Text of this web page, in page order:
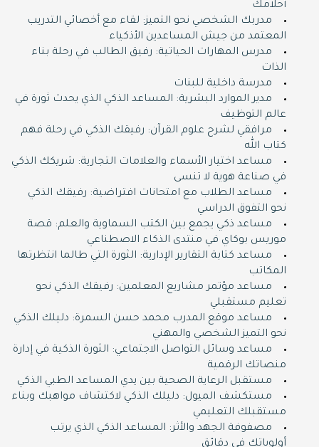
أحلامك
مدربك الشخصي نحو التميز: لقاء مع أخصائي التدريب
المعتمد من جيش المساعدين الأذكياء
مدرس المهارات الحياتية: رفيق الطالب في رحلة بناء
الذات
مدرسة داخلية للبنات
مدير الموارد البشرية: المساعد الذكي الذي يحدث ثورة في
عالم التوظيف
مرافقي لشرح علوم القرآن: رفيقك الذكي في رحلة فهم
كتاب الله
مساعد اختيار الأسماء والعلامات التجارية: شريكك الذكي
في صناعة هوية لا تنسى
مساعد الطلاب مع امتحانات افتراضية: رفيقك الذكي
نحو التفوق الدراسي
مساعد ذكي يجمع بين الكتب السماوية والعلم: قصة
موريس بوكاي في منتدى الذكاء الاصطناعي
مساعد كتابة التقارير الإدارية: الثورة التي طالما انتظرتها
المكاتب
مساعد مؤتمر مشاريع المعلمين: رفيقك الذكي نحو
تعليم مستقبلي
مساعد موقع المدرب محمد حسن السمرة: دليلك الذكي
نحو التميز الشخصي والمهني
مساعد وسائل التواصل الاجتماعي: الثورة الذكية في إدارة
منصاتك الرقمية
مستقبل الرعاية الصحية بين يدي المساعد الطبي الذكي
مستكشف الميول: دليلك الذكي لاكتشاف مواهبك وبناء
مستقبلك التعليمي
مصفوفة الجهد والأثر: المساعد الذكي الذي يرتب
أولوياتك في دقائق